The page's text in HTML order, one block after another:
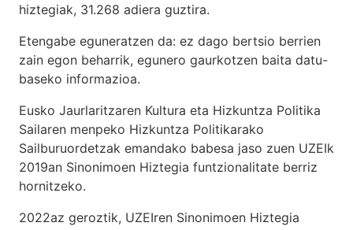
hiztegiak, 31.268 adiera guztira.
Etengabe eguneratzen da: ez dago bertsio berrien
zain egon beharrik, egunero gaurkotzen baita datu-
baseko informazioa.
Eusko Jaurlaritzaren Kultura eta Hizkuntza Politika
Sailaren menpeko Hizkuntza Politikarako
Sailburuordetzak emandako babesa jaso zuen UZEIk
2019an Sinonimoen Hiztegia funtzionalitate berriz
hornitzeko.
2022az geroztik, UZEIren Sinonimoen Hiztegia